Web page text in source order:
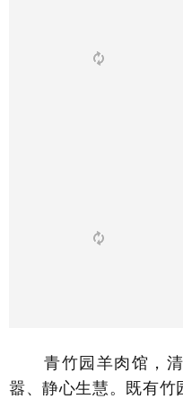
青竹园羊肉馆，清
嚣、静心生慧。既有竹